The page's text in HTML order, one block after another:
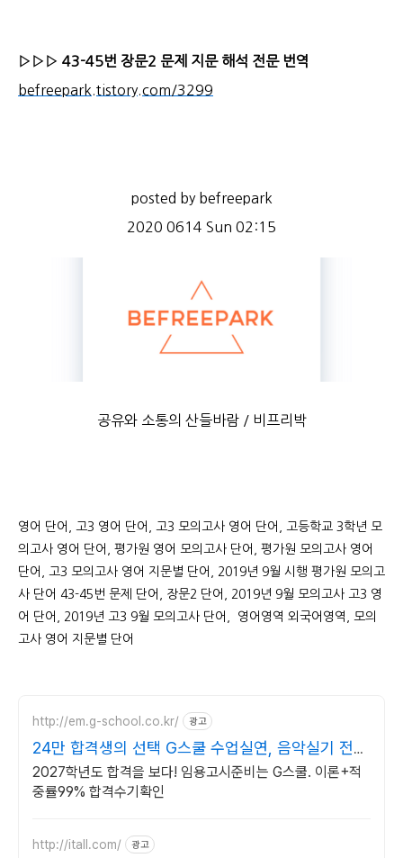
▷▷▷ 43-45번 장문2 문제 지문 해석 전문 번역
befreepark.tistory.com/3299
posted by befreepark
2020 0614 Sun 02:15
공유와 소통의 산들바람 / 비프리박
영어 단어, 고3 영어 단어, 고3 모의고사 영어 단어, 고등학교 3학년 모
의고사 영어 단어, 평가원 영어 모의고사 단어, 평가원 모의고사 영어
단어, 고3 모의고사 영어 지문별 단어, 2019년 9월 시행 평가원 모의고
사 단어 43-45번 문제 단어, 장문2 단어, 2019년 9월 모의고사 고3 영
어 단어, 2019년 고3 9월 모의고사 단어, 영어영역 외국어영역, 모의
고사 영어 지문별 단어
http://em.g-school.co.kr/ 광고
24만 합격생의 선택 G스쿨 수업실연, 음악실기 전문
학원
2027학년도 합격을 보다! 임용고시준비는 G스쿨. 이론+적
중률99% 합격수기확인
http://itall.com/ 광고